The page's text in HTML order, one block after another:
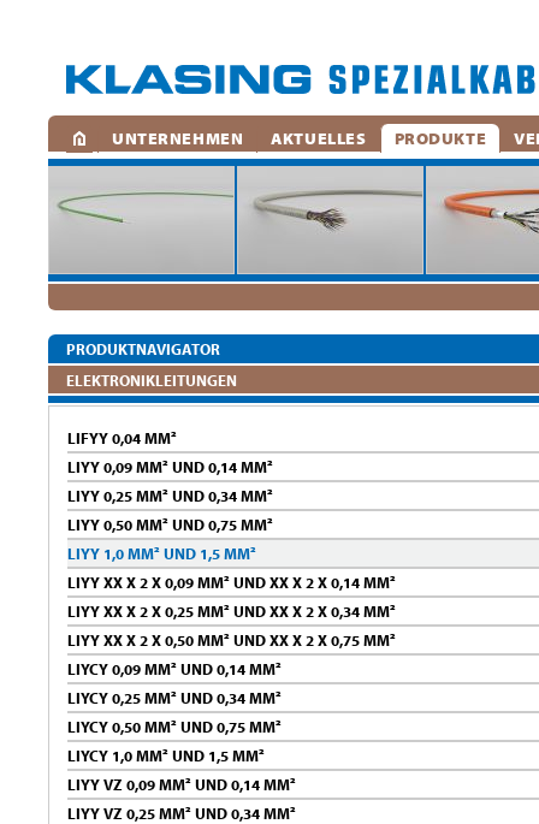
UNTERNEHMEN AKTUELLES PRODUKTE
PRODUKTNAVIGATOR
ELEKTRONIKLEITUNGEN
LIFYY 0,04 MM²
LIYY 0,09 MM² UND 0,14 MM²
LIYY 0,25 MM² UND 0,34 MM²
LIYY 0,50 MM² UND 0,75 MM²
LIYY 1,0 MM² UND 1,5 MM²
LIYY XX X 2 X 0,09 MM² UND XX X 2 X 0,14 MM²
LIYY XX X 2 X 0,25 MM² UND XX X 2 X 0,34 MM²
LIYY XX X 2 X 0,50 MM² UND XX X 2 X 0,75 MM²
LIYCY 0,09 MM² UND 0,14 MM²
LIYCY 0,25 MM² UND 0,34 MM²
LIYCY 0,50 MM² UND 0,75 MM²
LIYCY 1,0 MM² UND 1,5 MM²
LIYY VZ 0,09 MM² UND 0,14 MM²
LIYY VZ 0,25 MM² UND 0,34 MM²